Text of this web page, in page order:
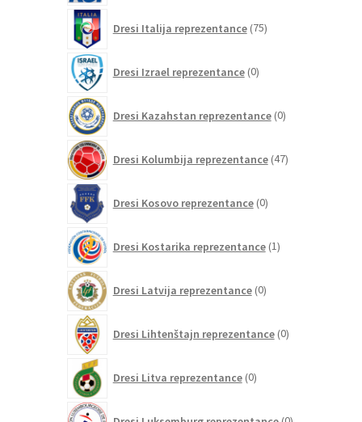
Dresi Italija reprezentance 75izdelkov
Dresi Izrael reprezentance 0izdelkov
Dresi Kazahstan reprezentance 0izdelkov
Dresi Kolumbija reprezentance 47izdelkov
Dresi Kosovo reprezentance 0izdelkov
Dresi Kostarika reprezentance 1izdelek
Dresi Latvija reprezentance 0izdelkov
Dresi Lihtenštajn reprezentance 0izdelkov
Dresi Litva reprezentance 0izdelkov